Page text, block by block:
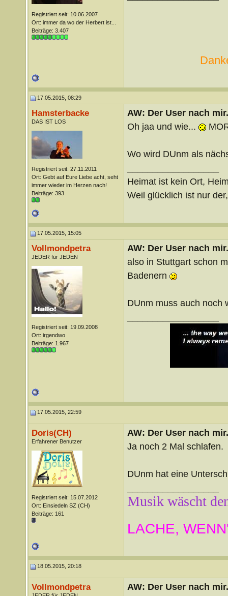
Registriert seit: 10.06.2007
Ort: immer da wo der Herbert ist...
Beiträge: 3.407
17.05.2015, 08:29
Hamsterbacke
DAS IST LOS
Registriert seit: 27.11.2011
Ort: Gebt auf Eure Liebe acht, seht
immer wieder im Herzen nach!
Beiträge: 393
AW: Der User nach
Oh jaa und wie...
Wo wird DUnm als
Heimat ist kein Ort,
Weil glücklich ist nur
17.05.2015, 15:05
Vollmondpetra
JEDER für JEDEN
Registriert seit: 19.09.2008
Ort: irgendwo
Beiträge: 1.967
AW: Der User nach
also in Stuttgart schon
Badenern
DUnm muss auch noch
17.05.2015, 22:59
Doris(CH)
Erfahrener Benutzer
Registriert seit: 15.07.2012
Ort: Einsiedeln SZ (CH)
Beiträge: 161
AW: Der User nach
Ja noch 2 Mal schlafen.
DUnm hat eine
Musik wäscht
LACHE,
18.05.2015, 20:18
Vollmondpetra
AW: Der User nach